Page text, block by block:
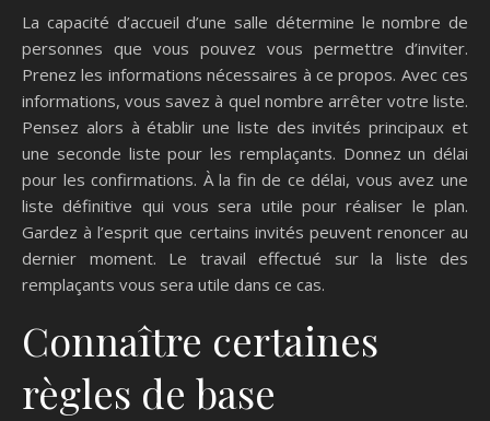
La capacité d’accueil d’une salle détermine le nombre de
personnes que vous pouvez vous permettre d’inviter.
Prenez les informations nécessaires à ce propos. Avec ces
informations, vous savez à quel nombre arrêter votre liste.
Pensez alors à établir une liste des invités principaux et
une seconde liste pour les remplaçants. Donnez un délai
pour les confirmations. À la fin de ce délai, vous avez une
liste définitive qui vous sera utile pour réaliser le plan.
Gardez à l’esprit que certains invités peuvent renoncer au
dernier moment. Le travail effectué sur la liste des
remplaçants vous sera utile dans ce cas.
Connaître certaines
règles de base